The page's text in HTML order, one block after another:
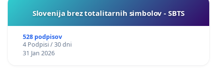
Slovenija brez totalitarnih simbolov - SBTS
528 podpisov
4 Podpisi / 30 dni
31 Jan 2026